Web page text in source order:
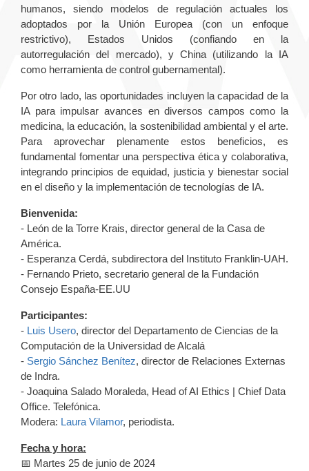
humanos, siendo modelos de regulación actuales los
adoptados por la Unión Europea (con un enfoque
restrictivo), Estados Unidos (confiando en la
autorregulación del mercado), y China (utilizando la IA
como herramienta de control gubernamental).
Por otro lado, las oportunidades incluyen la capacidad de la
IA para impulsar avances en diversos campos como la
medicina, la educación, la sostenibilidad ambiental y el arte.
Para aprovechar plenamente estos beneficios, es
fundamental fomentar una perspectiva ética y colaborativa,
integrando principios de equidad, justicia y bienestar social
en el diseño y la implementación de tecnologías de IA.
Bienvenida:
- León de la Torre Krais, director general de la Casa de
América.
- Esperanza Cerdá, subdirectora del Instituto Franklin-UAH.
- Fernando Prieto, secretario general de la Fundación
Consejo España-EE.UU
Participantes:
- Luis Usero, director del Departamento de Ciencias de la
Computación de la Universidad de Alcalá
- Sergio Sánchez Benítez, director de Relaciones Externas
de Indra.
- Joaquina Salado Moraleda, Head of AI Ethics | Chief Data
Office. Telefónica.
Modera: Laura Vilamor, periodista.
Fecha y hora:
📅 Martes 25 de junio de 2024